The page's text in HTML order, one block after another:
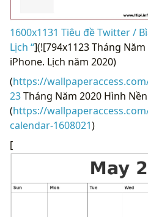
1600x1131 Tiêu đề Twitter /
Lịch “](![794x1123 Tháng
iPhone. Lịch năm 2020)
(https://
23Tháng Năm 2020 Hình
(https://
calendar-1608021)
[